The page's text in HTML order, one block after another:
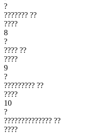
?
??????? ??
????
8
?
???? ??
????
9
?
????????? ??
????
10
?
?????????????? ??
????